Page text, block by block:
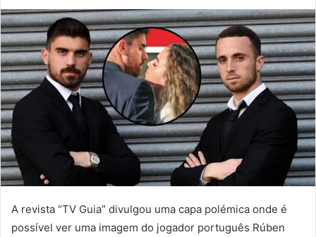
mail
A revista “TV Guia” divulgou uma capa polémica onde é
possível ver uma imagem do jogador português Rúben